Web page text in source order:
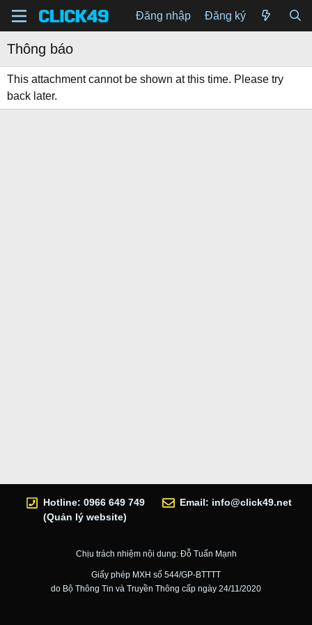
Đăng nhập Đăng ký
Thông báo
This attachment cannot be shown at this time. Please try
back later.
Hotline: 0966 649 749
(Quản lý website)
Email: info@click49.net
Chịu trách nhiệm nội dung: Đỗ Tuấn Mạnh
Giấy phép MXH số 544/GP-BTTTT
do Bộ Thông Tin và Truyền Thông cấp ngày 24/11/2020